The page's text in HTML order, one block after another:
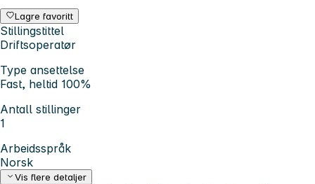
Lagre favoritt
Stillingstittel
Driftsoperatør
Type ansettelse
Fast, heltid 100%
Antall stillinger
1
Arbeidsspråk
Norsk
Vis flere detaljer